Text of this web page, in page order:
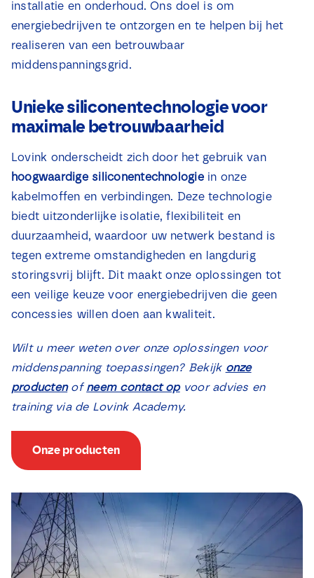
installatie en onderhoud. Ons doel is om
energiebedrijven te ontzorgen en te helpen bij het
realiseren van een betrouwbaar
middenspanningsgrid.
Unieke siliconentechnologie voor
maximale betrouwbaarheid
Lovink onderscheidt zich door het gebruik van
hoogwaardige siliconentechnologiein onze
kabelmoffen en verbindingen. Deze technologie
biedt uitzonderlijke isolatie, flexibiliteit en
duurzaamheid, waardoor uw netwerk bestand is
tegen extreme omstandigheden en langdurig
storingsvrij blijft. Dit maakt onze oplossingen tot
een veilige keuze voor energiebedrijven die geen
concessies willen doen aan kwaliteit.
Wilt u meer weten over onze oplossingen voor
middenspanning toepassingen? Bekijk onze
productenofneem contact opvoor advies en
training via de Lovink Academy.
Onze producten